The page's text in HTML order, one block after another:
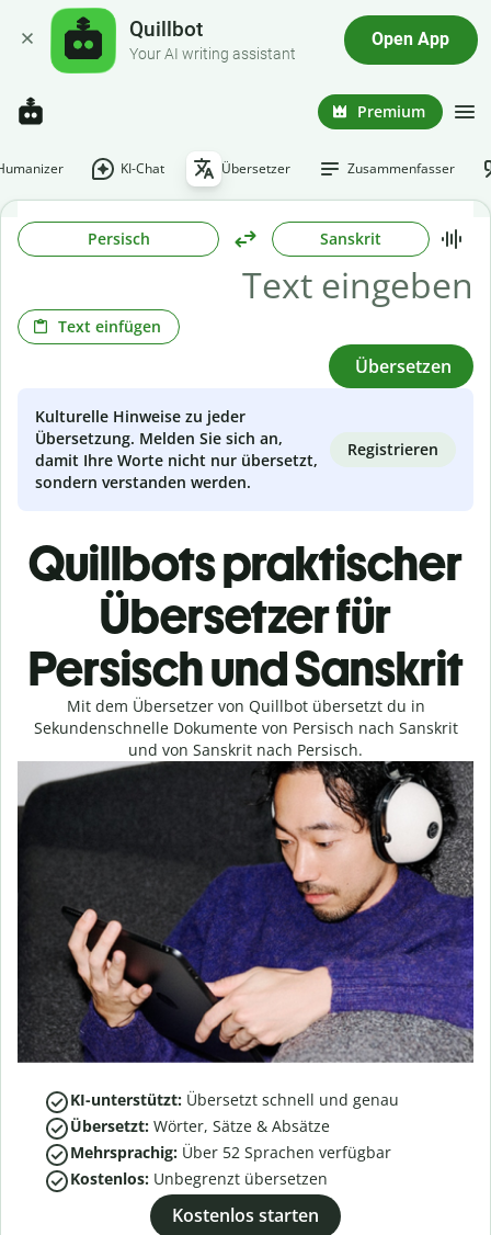
Quillbot
Your AI writing assistant
Open App
Premium
KI-Chat Übersetzer Zusammenfasser
Persisch Sanskrit
Text einfügen
Übersetzen
Kulturelle Hinweise zu jeder
Übersetzung. Melden Sie sich an,
damit Ihre Worte nicht nur übersetzt,
sondern verstanden werden.
Registrieren
Quillbots praktischer
Übersetzer für
Persisch und Sanskrit
Mit dem Übersetzer von Quillbot übersetzt du in
Sekundenschnelle Dokumente von Persisch nach Sanskrit
und von Sanskrit nach Persisch.
KI-unterstützt: Übersetzt schnell und genau
Übersetzt: Wörter, Sätze & Absätze
Mehrsprachig: Über 52 Sprachen verfügbar
Kostenlos: Unbegrenzt übersetzen
Kostenlos starten